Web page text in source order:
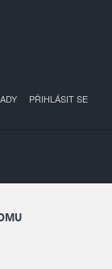
PŘIHLÁSIT SE